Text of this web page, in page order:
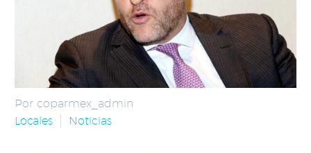
Por coparmex_admin
Locales
Noticias